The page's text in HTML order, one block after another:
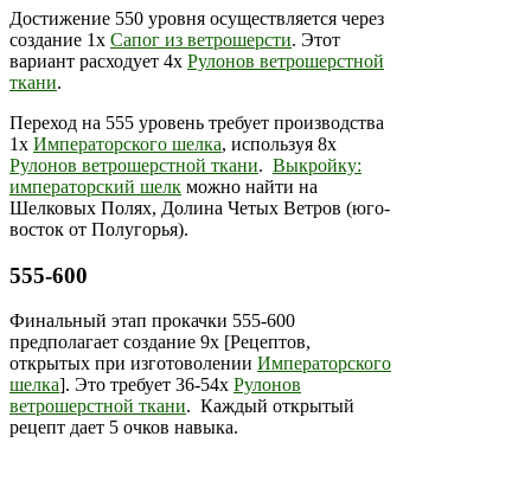
Достижение 550 уровня осуществляется через
создание 1х Сапог из ветрошерсти. Этот
вариант расходует 4х Рулонов ветрошерстной
ткани.
Переход на 555 уровень требует производства
1х Императорского шелка, используя 8х
Рулонов ветрошерстной ткани. Выкройку:
императорский шелк можно найти на
Шелковых Полях, Долина Четых Ветров (юго-
восток от Полугорья).
555-600
Финальный этап прокачки 555-600
предполагает создание 9х [Рецептов,
открытых при изготоволении Императорского
шелка]. Это требует 36-54х Рулонов
ветрошерстной ткани. Каждый открытый
рецепт дает 5 очков навыка.